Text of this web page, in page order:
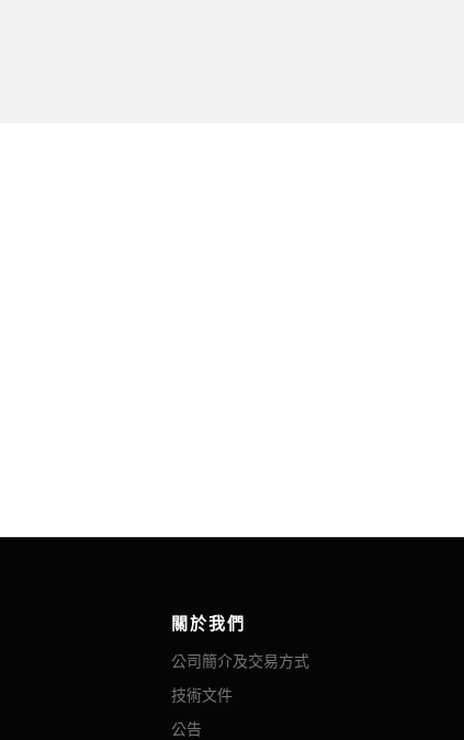
關於我們
公司簡介及交易方式
技術文件
公告